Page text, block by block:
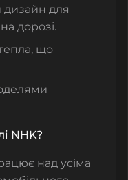
дизайн для
дорозі.
що
NHK?
над усіма